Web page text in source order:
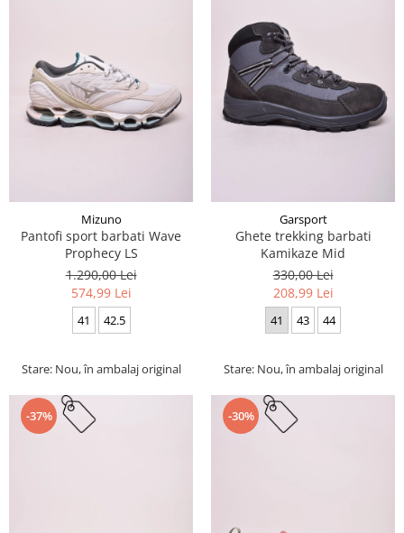
Mizuno
Pantofi sport barbati Wave
Prophecy LS
1.290,00 Lei
574,99 Lei
41 42.5
Stare: Nou, în ambalaj original
Garsport
Ghete trekking barbati
Kamikaze Mid
330,00 Lei
208,99 Lei
41 43 44
Stare: Nou, în ambalaj original
-37% -30%